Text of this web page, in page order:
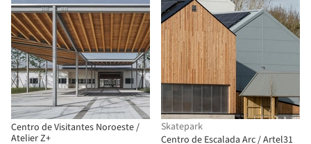
Centro de Visitantes Noroeste /
Atelier Z+
Skatepark
Centro de Escalada Arc / Artel31